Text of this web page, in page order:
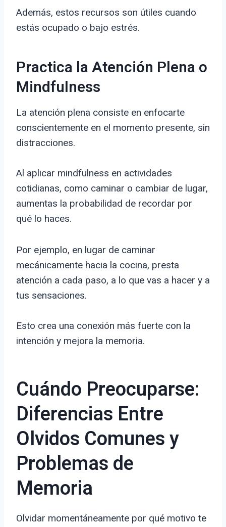
Además, estos recursos son útiles cuando
estás ocupado o bajo estrés.
Practica la Atención Plena o
Mindfulness
La atención plena consiste en enfocarte
conscientemente en el momento presente, sin
distracciones.
Al aplicar mindfulness en actividades
cotidianas, como caminar o cambiar de lugar,
aumentas la probabilidad de recordar por
qué lo haces.
Por ejemplo, en lugar de caminar
mecánicamente hacia la cocina, presta
atención a cada paso, a lo que vas a hacer y a
tus sensaciones.
Esto crea una conexión más fuerte con la
intención y mejora la memoria.
Cuándo Preocuparse:
Diferencias Entre
Olvidos Comunes y
Problemas de
Memoria
Olvidar momentáneamente por qué motivo te